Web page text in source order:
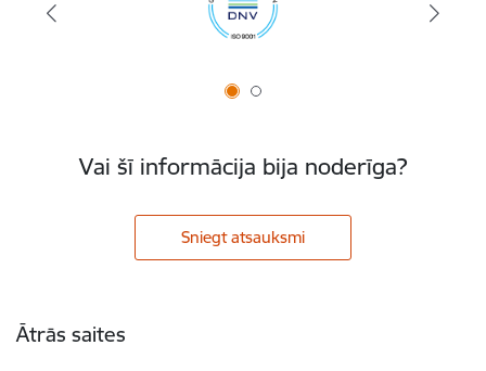
Vai šī informācija bija noderīga?
Sniegt atsauksmi
Ātrās saites